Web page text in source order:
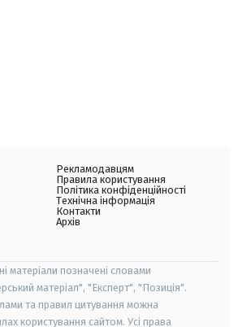
Рекламодавцям
Правила користування
Політика конфіденційності
Технічна інформація
Контакти
Архів
матеріали позначені словами
матеріал", "Експерт", "Позиція".
та правил цитування можна
користування сайтом. Усі права